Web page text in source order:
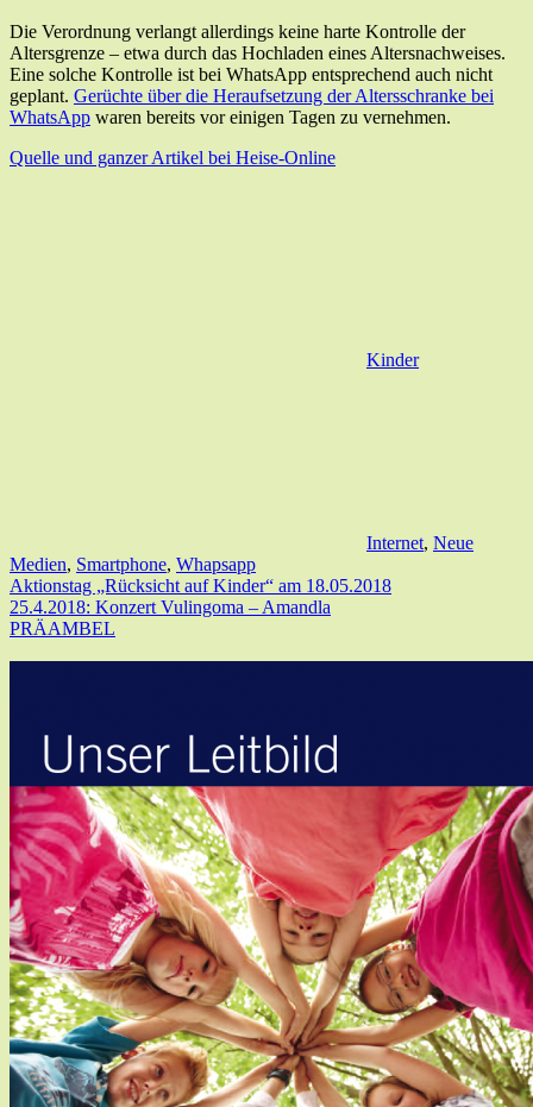
Die Verordnung verlangt allerdings keine harte Kontrolle der
Altersgrenze – etwa durch das Hochladen eines Altersnachweises.
Eine solche Kontrolle ist bei WhatsApp entsprechend auch nicht
geplant. Gerüchte über die Heraufsetzung der Altersschranke bei
WhatsApp waren bereits vor einigen Tagen zu vernehmen.
Quelle und ganzer Artikel bei Heise-Online
Kinder
Internet, Neue
Medien, Smartphone, Whapsapp
Aktionstag „Rücksicht auf Kinder“ am 18.05.2018
25.4.2018: Konzert Vulingoma – Amandla
PRÄAMBEL